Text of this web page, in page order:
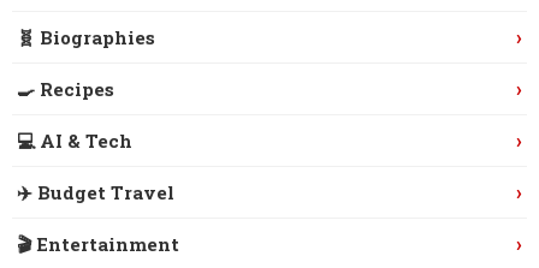
🧬 Biographies ›
🍳 Recipes ›
💻 AI & Tech ›
✈️ Budget Travel ›
🎬 Entertainment ›